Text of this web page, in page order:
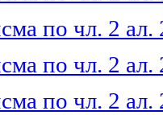
по чл. 2 ал.
по чл. 2 ал.
по чл. 2 ал.